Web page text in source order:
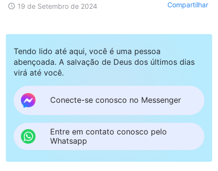
19 de Setembro de 2024 Compartilhar
Tendo lido até aqui, você é uma pessoa
abençoada. A salvação de Deus dos últimos dias
virá até você.
Conecte-se conosco no Messenger
Entre em contato conosco pelo
Whatsapp